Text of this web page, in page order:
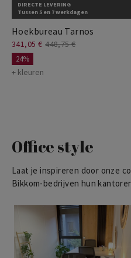
DIRECTE LEVERING
Tussen 5 en 7 werkdagen
Hoekbureau Tarnos
341,05 € 448,75 €
24%
+ kleuren
Office style
Laat je inspireren door onze
Bikkom-bedrijven hun